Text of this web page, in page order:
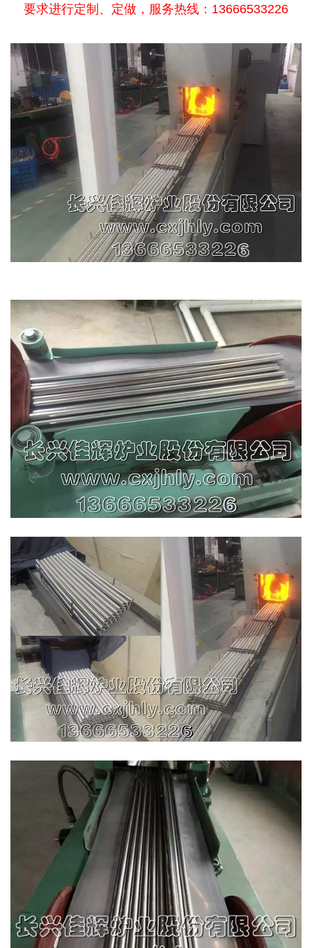
要求进行定制、定做，服务热线：13666533226